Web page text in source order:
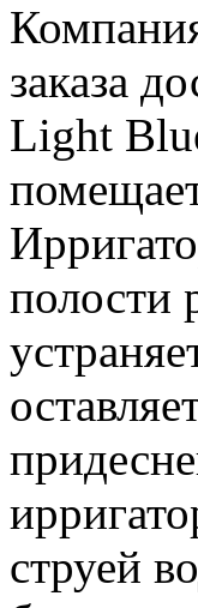
заказа
Light
полости
струей